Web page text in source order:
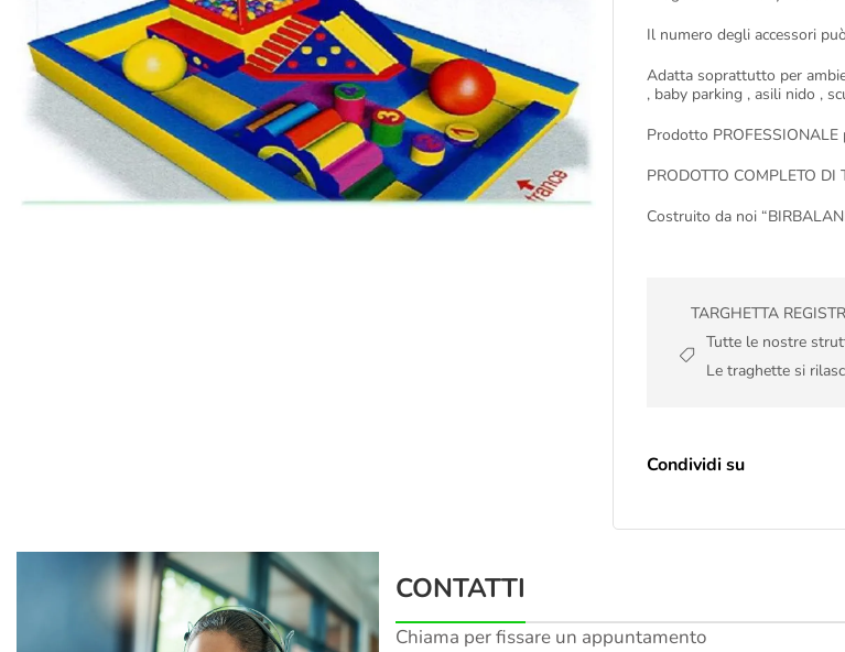
Il numero degli accessori
Adatta soprattutto per
, baby parking , asili nido ,
Prodotto
PRODOTTO COMPLETO DI
Costruito da noi
TARGHETTA
Tutte le nostre
Le traghette si
Condividi su
CONTATTI
Chiama per fissare un appuntamento